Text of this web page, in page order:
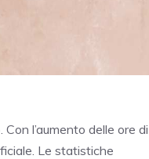
. Con l’aumento delle ore di
Le statistiche